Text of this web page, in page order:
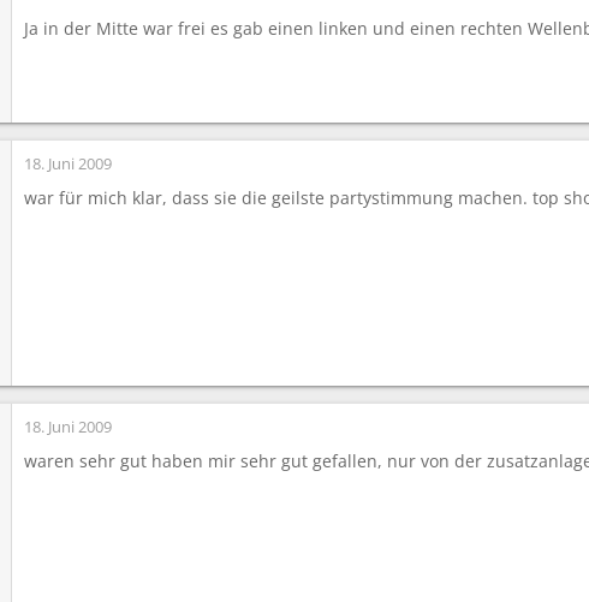
Ja in der Mitte war frei es gab einen linken und einen rechten
18. Juni 2009
war für mich klar, dass sie die geilste partystimmung machen. top
18. Juni 2009
waren sehr gut haben mir sehr gut gefallen, nur von der